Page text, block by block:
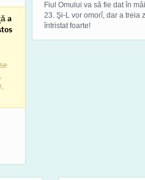
a
Fiul Omului va să fie dat în
23. Şi-L vor omorî, dar a treia
întristat foarte!